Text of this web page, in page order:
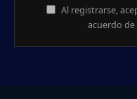
Al registrarse,
acuerdo de